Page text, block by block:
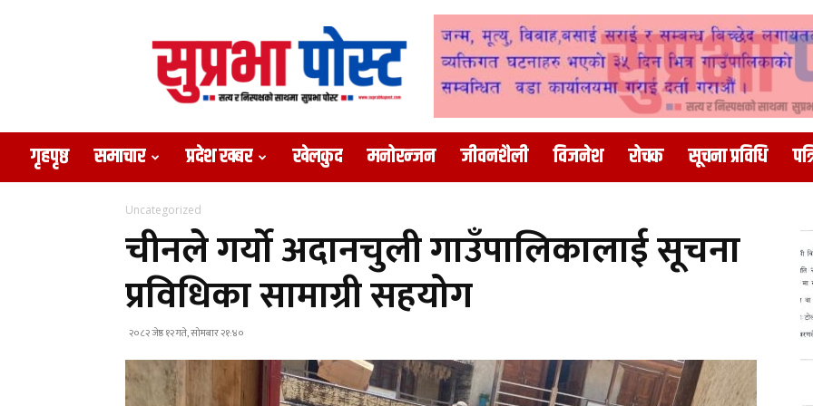
Post
गृहपृष्ठ समाचार प्रदेश खबर खेलकुद मनोरन्जन जीवनशैली विजनेश रोचक सूचना प्रविधि
Uncategorized
चीनले गर्यो अदानचुली गाउँपालिकालाई सूचना
प्रविधिका सामाग्री सहयोग
२०८२ जेष्ठ १२ गते, सोमबार २१:४०